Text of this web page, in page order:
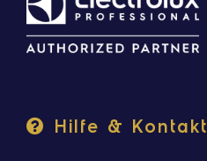
Hilfe & Kontakt